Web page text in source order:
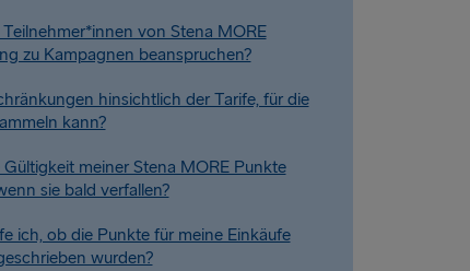
von Stena MORE
zu Kampagnen beanspruchen?
hinsichtlich der Tarife, für die
kann?
meiner Stena MORE Punkte
sie bald verfallen?
ich, ob die Punkte für meine Einkäufe
wurden?